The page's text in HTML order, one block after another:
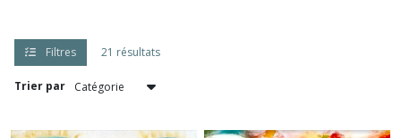
Filtres 21 résultats
Trier par
Afficher
les
résultats